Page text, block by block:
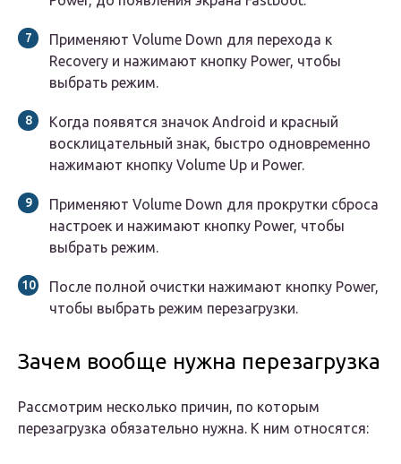
Применяют Volume Down для перехода к
Recovery и нажимают кнопку Power, чтобы
выбрать режим.
Когда появятся значок Android и красный
восклицательный знак, быстро одновременно
нажимают кнопку Volume Up и Power.
Применяют Volume Down для прокрутки сброса
настроек и нажимают кнопку Power, чтобы
выбрать режим.
После полной очистки нажимают кнопку Power,
чтобы выбрать режим перезагрузки.
Зачем вообще нужна перезагрузка
Рассмотрим несколько причин, по которым
перезагрузка обязательно нужна. К ним относятся: